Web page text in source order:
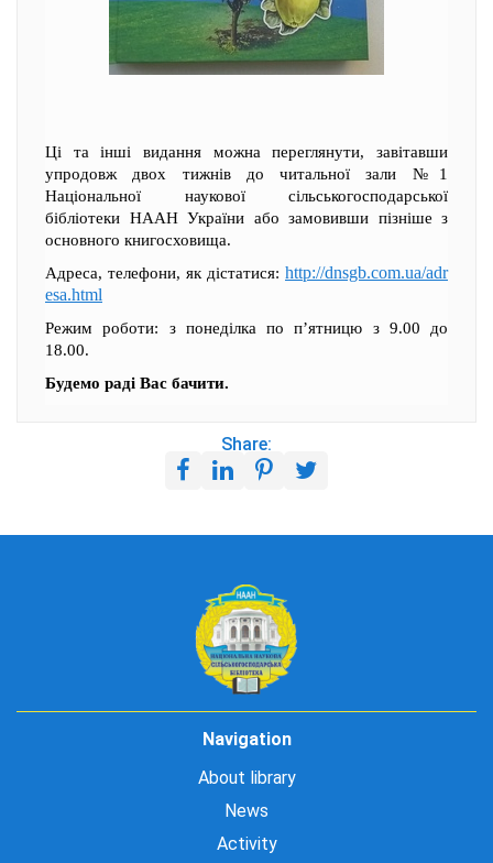
Ці та інші видання можна переглянути, завітавши
упродовж двох тижнів до читальної зали №1
Національної наукової сільськогосподарської
бібліотеки НААН України або замовивши пізніше з
основного книгосховища.
Адреса, телефони, як дістатися: http://dnsgb.com.ua/adr
esa.html
Режим роботи: з понеділка по п’ятницю з 9.00 до
18.00.
Будемо раді Вас бачити.
Share:
Navigation
About library
News
Activity